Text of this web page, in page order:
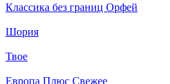
Классика без границ Орфей
Шория
Твое
Европа Плюс Свежее